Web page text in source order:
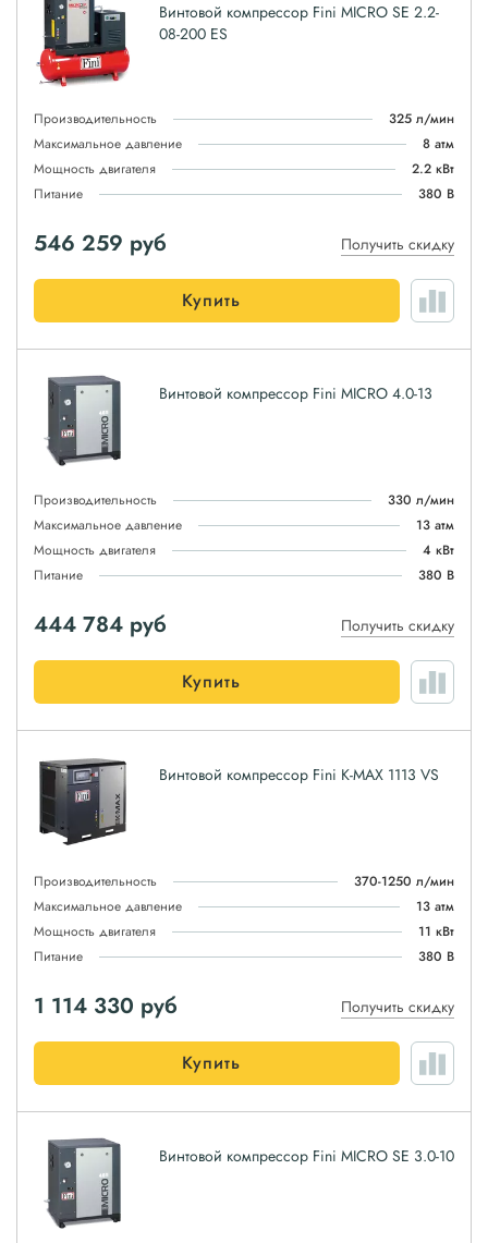
Винтовой компрессор Fini MICRO SE 2.2-
08-200 ES
Производительность
325 л/мин
Максимальное давление
8 атм
Мощность двигателя
2.2 кВт
Питание
380 В
546 259 руб Получить скидку
Купить
Винтовой компрессор Fini MICRO 4.0-13
Производительность
330 л/мин
Максимальное давление
13 атм
Мощность двигателя
4 кВт
Питание
380 В
444 784 руб Получить скидку
Купить
Винтовой компрессор Fini K-MAX 1113 VS
Производительность
370-1250 л/мин
Максимальное давление
13 атм
Мощность двигателя
11 кВт
Питание
380 В
1 114 330 руб Получить скидку
Купить
Винтовой компрессор Fini MICRO SE 3.0-10